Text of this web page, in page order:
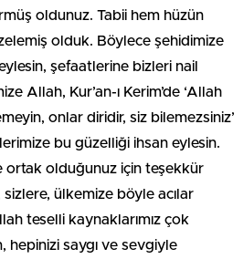
oldunuz. Tabii hem hüzün
olduk. Böylece şehidimize
şefaatlerine bizleri nail
Allah, Kur’an-ı Kerim’de ‘Allah
onlar diridir, siz bilemezsiniz’
bu güzelliği ihsan eylesin.
ortak olduğunuz için teşekkür
ülkemize böyle acılar
teselli kaynaklarımız çok
hepinizi saygı ve sevgiyle